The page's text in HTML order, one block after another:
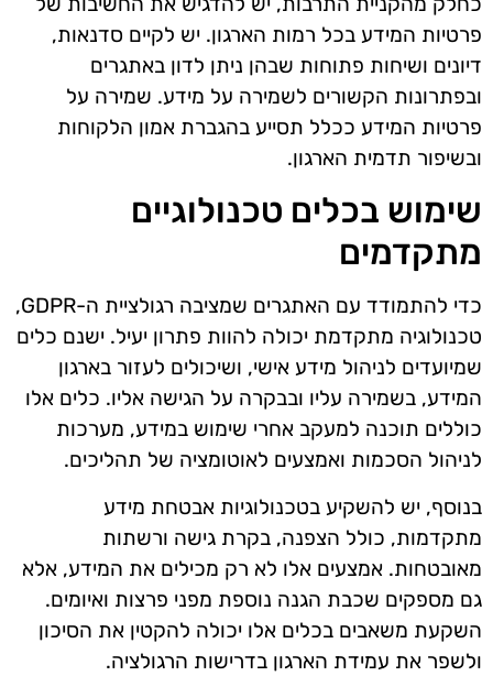
פרטיות המידע בכל רמות הארגון. יש לקיים סדנאות,
דיונים ושיחות פתוחות שבהן ניתן לדון באתגרים
ובפתרונות הקשורים לשמירה על מידע. שמירה על
פרטיות המידע ככלל תסייע בהגברת אמון הלקוחות
ובשיפור תדמית הארגון.
שימוש בכלים טכנולוגיים
מתקדמים
כדי להתמודד עם האתגרים שמציבה רגולציית ה-GDPR,
טכנולוגיה מתקדמת יכולה להוות פתרון יעיל. ישנם כלים
שמיועדים לניהול מידע אישי, ושיכולים לעזור בארגון
המידע, בשמירה עליו ובבקרה על הגישה אליו. כלים אלו
כוללים תוכנה למעקב אחרי שימוש במידע, מערכות
לניהול הסכמות ואמצעים לאוטומציה של תהליכים.
בנוסף, יש להשקיע בטכנולוגיות אבטחת מידע
מתקדמות, כולל הצפנה, בקרת גישה ורשתות
מאובטחות. אמצעים אלו לא רק מכילים את המידע, אלא
גם מספקים שכבת הגנה נוספת מפני פרצות ואיומים.
השקעת משאבים בכלים אלו יכולה להקטין את הסיכון
ולשפר את עמידת הארגון בדרישות הרגולציה.